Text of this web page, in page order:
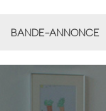
BANDE-ANNONCE